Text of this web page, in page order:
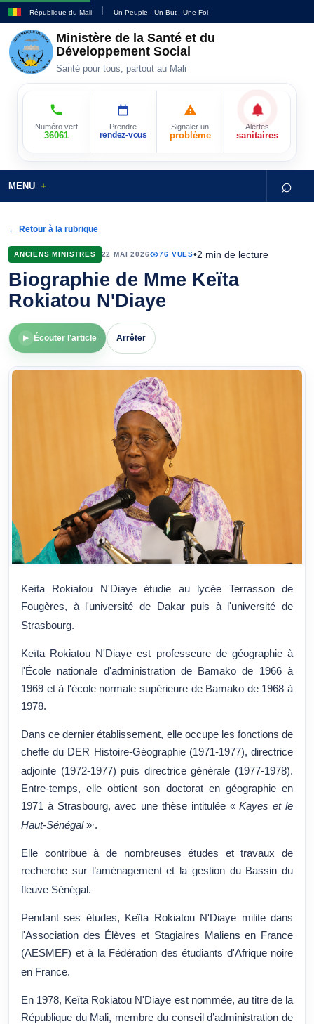
République du Mali Un Peuple - Un But - Une Foi
Ministère de la Santé et du
Développement Social
Santé pour tous, partout au Mali
Numéro vert
36061
Prendre
rendez-vous
Signaler un
problème
Alertes
sanitaires
MENU ⌕
← Retour à la rubrique
ANCIENS MINISTRES 22 MAI 2026 76 VUES•2 min de lecture
Biographie de Mme Keïta
Rokiatou N'Diaye
▶ Écouter l’article Arrêter
Keïta Rokiatou N'Diaye étudie au lycée Terrasson de
Fougères, à l'université de Dakar puis à l'université de
Strasbourg.
Keïta Rokiatou N'Diaye est professeure de géographie à
l'École nationale d'administration de Bamako de 1966 à
1969 et à l'école normale supérieure de Bamako de 1968 à
1978.
Dans ce dernier établissement, elle occupe les fonctions de
cheffe du DER Histoire-Géographie (1971-1977), directrice
adjointe (1972-1977) puis directrice générale (1977-1978).
Entre-temps, elle obtient son doctorat en géographie en
1971 à Strasbourg, avec une thèse intitulée «Kayes et le
Haut-Sénégal»,.
Elle contribue à de nombreuses études et travaux de
recherche sur l’aménagement et la gestion du Bassin du
fleuve Sénégal.
Pendant ses études, Keïta Rokiatou N'Diaye milite dans
l'Association des Élèves et Stagiaires Maliens en France
(AESMEF) et à la Fédération des étudiants d'Afrique noire
en France.
En 1978, Keïta Rokiatou N'Diaye est nommée, au titre de la
République du Mali, membre du conseil d’administration de